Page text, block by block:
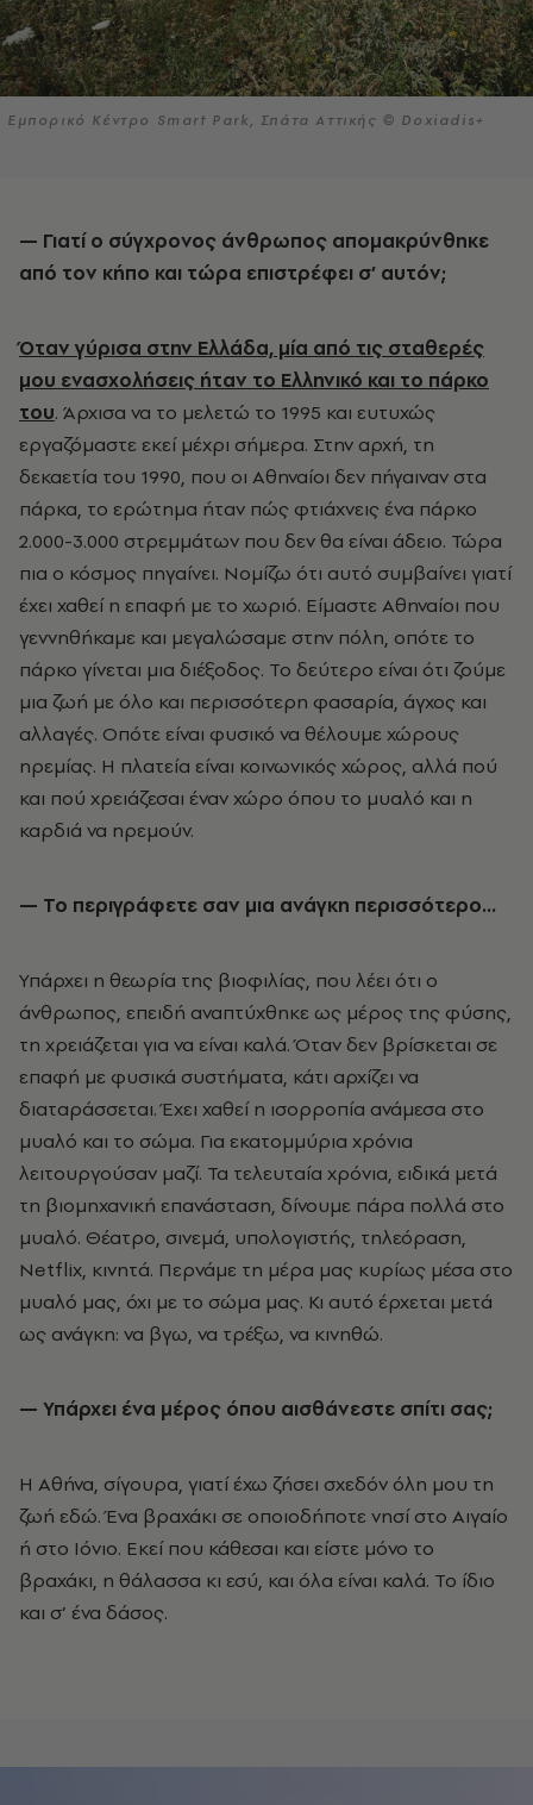
Εμπορικό Κέντρο Smart Park, Σπάτα Αττικής © Doxiadis+
— Γιατί ο σύγχρονος άνθρωπος απομακρύνθηκε
από τον κήπο και τώρα επιστρέφει σ’ αυτόν;
Όταν γύρισα στην Ελλάδα, μία από τις σταθερές
μου ενασχολήσεις ήταν το Ελληνικό και το πάρκο
του. Άρχισα να το μελετώ το 1995 και ευτυχώς
εργαζόμαστε εκεί μέχρι σήμερα. Στην αρχή, τη
δεκαετία του 1990, που οι Αθηναίοι δεν πήγαιναν στα
πάρκα, το ερώτημα ήταν πώς φτιάχνεις ένα πάρκο
2.000-3.000 στρεμμάτων που δεν θα είναι άδειο. Τώρα
πια ο κόσμος πηγαίνει. Νομίζω ότι αυτό συμβαίνει γιατί
έχει χαθεί η επαφή με το χωριό. Είμαστε Αθηναίοι που
γεννηθήκαμε και μεγαλώσαμε στην πόλη, οπότε το
πάρκο γίνεται μια διέξοδος. Το δεύτερο είναι ότι ζούμε
μια ζωή με όλο και περισσότερη φασαρία, άγχος και
αλλαγές. Οπότε είναι φυσικό να θέλουμε χώρους
ηρεμίας. Η πλατεία είναι κοινωνικός χώρος, αλλά πού
και πού χρειάζεσαι έναν χώρο όπου το μυαλό και η
καρδιά να ηρεμούν.
— Το περιγράφετε σαν μια ανάγκη περισσότερο…
Υπάρχει η θεωρία της βιοφιλίας, που λέει ότι ο
άνθρωπος, επειδή αναπτύχθηκε ως μέρος της φύσης,
τη χρειάζεται για να είναι καλά. Όταν δεν βρίσκεται σε
επαφή με φυσικά συστήματα, κάτι αρχίζει να
διαταράσσεται. Έχει χαθεί η ισορροπία ανάμεσα στο
μυαλό και το σώμα. Για εκατομμύρια χρόνια
λειτουργούσαν μαζί. Τα τελευταία χρόνια, ειδικά μετά
τη βιομηχανική επανάσταση, δίνουμε πάρα πολλά στο
μυαλό. Θέατρο, σινεμά, υπολογιστής, τηλεόραση,
Netflix, κινητά. Περνάμε τη μέρα μας κυρίως μέσα στο
μυαλό μας, όχι με το σώμα μας. Κι αυτό έρχεται μετά
ως ανάγκη: να βγω, να τρέξω, να κινηθώ.
— Υπάρχει ένα μέρος όπου αισθάνεστε σπίτι σας;
Η Αθήνα, σίγουρα, γιατί έχω ζήσει σχεδόν όλη μου τη
ζωή εδώ. Ένα βραχάκι σε οποιοδήποτε νησί στο Αιγαίο
ή στο Ιόνιο. Εκεί που κάθεσαι και είστε μόνο το
βραχάκι, η θάλασσα κι εσύ, και όλα είναι καλά. Το ίδιο
και σ’ ένα δάσος.